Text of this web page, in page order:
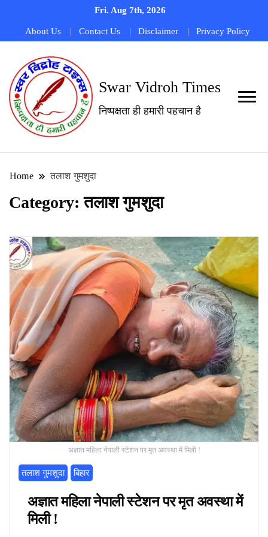
Fri. Aug 7th, 2026
About Us Contact Us Disclaimer Privacy Policy
Swar Vidroh Times
निष्पक्षता ही हमारी पहचान है
Home तलाश गुमशुदा
Category:तलाश गुमशुदा
अज्ञात महिला नेपाली स्टेशन पर मृत अवस्था में मिली !
तलाश गुमशुदा बिहार
अज्ञात महिला नेपाली स्टेशन पर मृत अवस्था में
मिली !